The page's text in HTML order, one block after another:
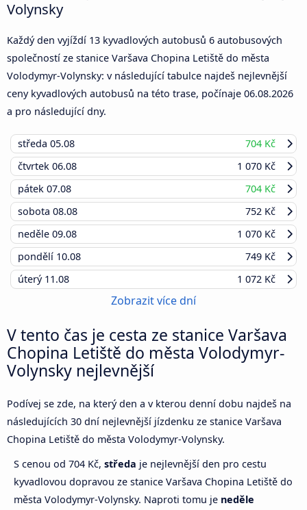
Volynsky
Každý den vyjíždí 13 kyvadlových autobusů 6 autobusových
společností ze stanice Varšava Chopina Letiště do města
Volodymyr-Volynsky: v následující tabulce najdeš nejlevnější
ceny kyvadlových autobusů na této trase, počínaje 06.08.2026
a pro následující dny.
středa 05.08
704 Kč
čtvrtek 06.08
1 070 Kč
pátek 07.08
704 Kč
sobota 08.08
752 Kč
neděle 09.08
1 070 Kč
pondělí 10.08
749 Kč
úterý 11.08 1 072 Kč
Zobrazit více dní
V tento čas je cesta ze stanice Varšava
Chopina Letiště do města Volodymyr-
Volynsky nejlevnější
Podívej se zde, na který den a v kterou denní dobu najdeš na
následujících 30 dní nejlevnější jízdenku ze stanice Varšava
Chopina Letiště do města Volodymyr-Volynsky.
S cenou od 704 Kč, středa je nejlevnější den pro cestu
kyvadlovou dopravou ze stanice Varšava Chopina Letiště do
města Volodymyr-Volynsky. Naproti tomu je neděle